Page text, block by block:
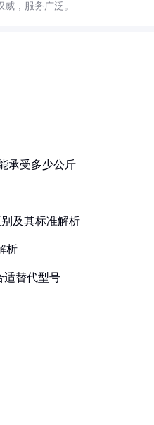
，服务广泛。
承受多少公斤
及其标准解析
析
适替代型号